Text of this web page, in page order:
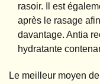
rasoir. Il est
après le rasage
davantage. Antia
hydratante
Le meilleur moyen